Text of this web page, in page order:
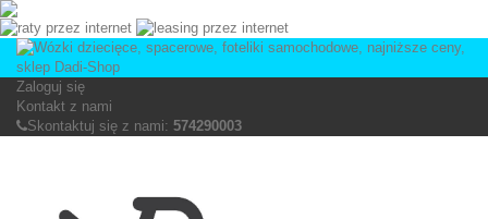
Zaloguj się
Kontakt z nami
Skontaktuj się z nami: 574290003